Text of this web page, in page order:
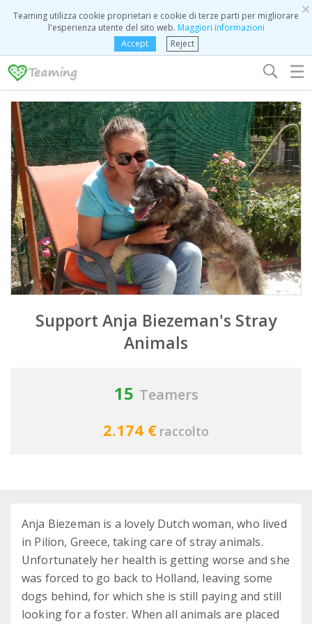
×
Teaming utilizza cookie proprietari e cookie di terze parti per migliorare
l'esperienza utente del sito web. Maggiori informazioni
Accept
Reject
☰
Support Anja Biezeman's Stray
Animals
15 Teamers
2.174 € raccolto
Anja Biezeman is a lovely Dutch woman, who lived
in Pilion, Greece, taking care of stray animals.
Unfortunately her health is getting worse and she
was forced to go back to Holland, leaving some
dogs behind, for which she is still paying and still
looking for a foster. When all animals are placed